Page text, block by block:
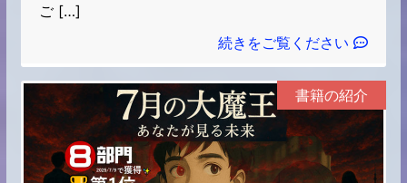
ご […]
続きをご覧ください
書籍の紹介